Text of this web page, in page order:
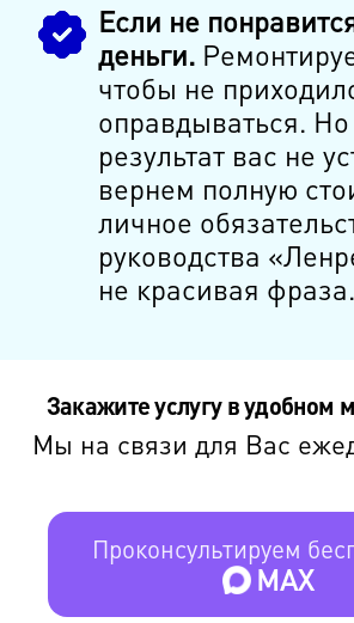
Если не
деньги.
чтобы не
оправдываться.
результат вас не
вернем полную
личное
руководства
не красивая фраза.
Закажите услугу в удобном
Мы на связи для Вас
Проконсультируем
MAX